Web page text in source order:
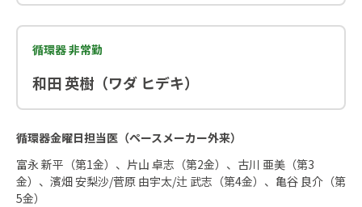
循環器 非常勤
和田 英樹（ワダ ヒデキ）
循環器金曜日担当医（ペースメーカー外来）
富永 新平（第1金）、片山 卓志（第2金）、古川 亜美（第3
金）、濱畑 安梨沙/菅原 由宇太/辻 武志（第4金）、亀谷 良介（第
5金）